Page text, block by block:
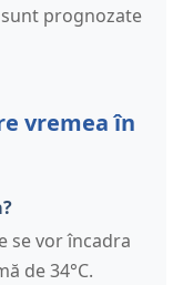
prognozate
vremea în
se vor încadra
de 34°C.